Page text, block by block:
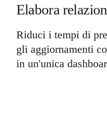
Elabora
Riduci i tempi di
gli aggiornamenti
in un'unica